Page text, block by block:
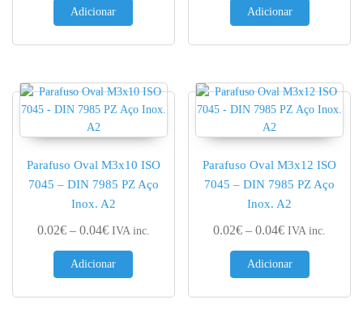
Adicionar Adicionar
Parafuso Oval M3x10 ISO
7045 – DIN 7985 PZ Aço
Inox. A2
0.02€ – 0.04€Price range: 0.02€ through 0.04€
IVA inc.
Adicionar
Parafuso Oval M3x12 ISO
7045 – DIN 7985 PZ Aço
Inox. A2
0.02€ – 0.04€Price range:
IVA inc.
Adicionar